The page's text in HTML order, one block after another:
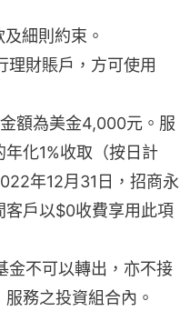
細則約束。
理財賬戶，方可使用
額為美金4,000元。服
化1%收取（按日計
年12月31日，招商永
客戶以$0收費享用此項
金不可以轉出，亦不接
務之投資組合內。